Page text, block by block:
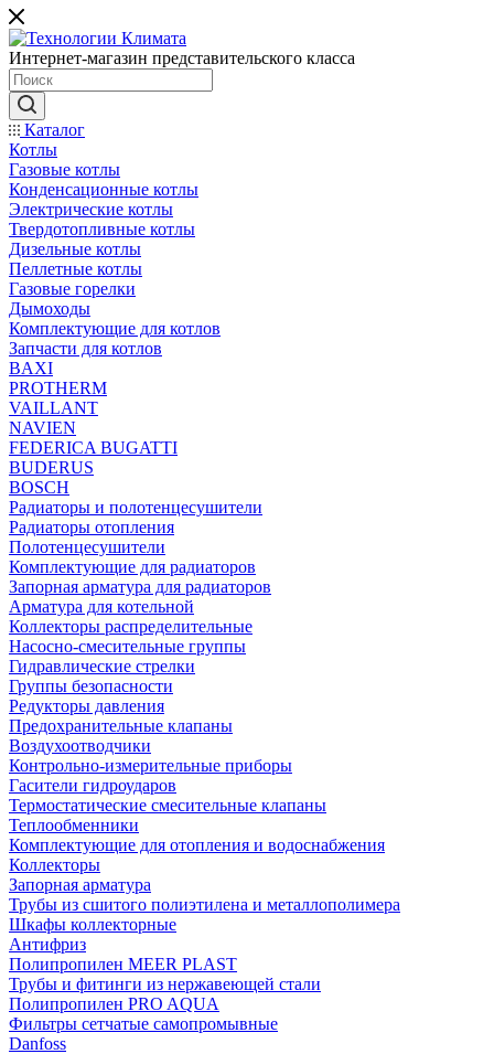
Интернет-магазин представительского класса
Каталог
Котлы
Газовые котлы
Конденсационные котлы
Электрические котлы
Твердотопливные котлы
Дизельные котлы
Пеллетные котлы
Газовые горелки
Дымоходы
Комплектующие для котлов
Запчасти для котлов
BAXI
PROTHERM
VAILLANT
NAVIEN
FEDERICA BUGATTI
BUDERUS
BOSCH
Радиаторы и полотенцесушители
Радиаторы отопления
Полотенцесушители
Комплектующие для радиаторов
Запорная арматура для радиаторов
Арматура для котельной
Коллекторы распределительные
Насосно-смесительные группы
Гидравлические стрелки
Группы безопасности
Редукторы давления
Предохранительные клапаны
Воздухоотводчики
Контрольно-измерительные приборы
Гасители гидроударов
Термостатические смесительные клапаны
Теплообменники
Комплектующие для отопления и водоснабжения
Коллекторы
Запорная арматура
Трубы из сшитого полиэтилена и металлополимера
Шкафы коллекторные
Антифриз
Полипропилен MEER PLAST
Трубы и фитинги из нержавеющей стали
Полипропилен PRO AQUA
Фильтры сетчатые самопромывные
Danfoss